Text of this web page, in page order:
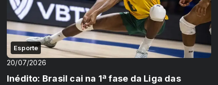
Esporte
20/07/2026
Inédito: Brasil cai na 1ª fase da Liga das